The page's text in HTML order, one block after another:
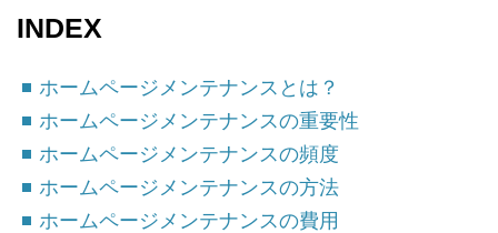
INDEX
ホームページメンテナンスとは？
ホームページメンテナンスの重要性
ホームページメンテナンスの頻度
ホームページメンテナンスの方法
ホームページメンテナンスの費用